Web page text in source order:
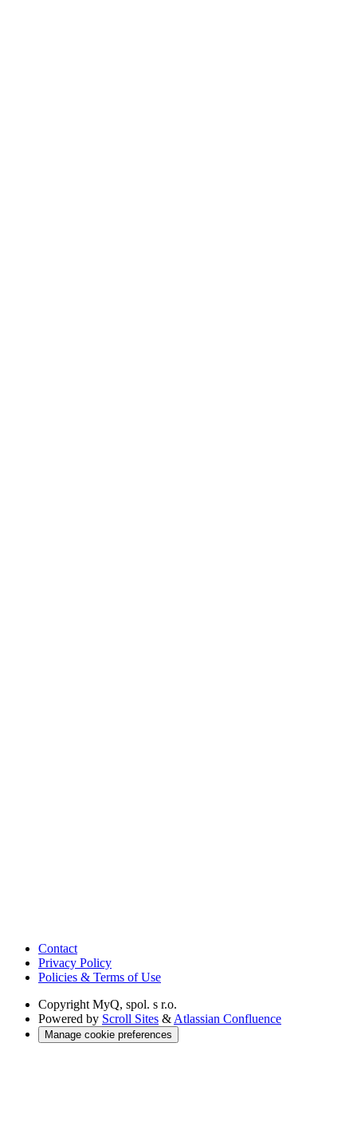
Contact
Privacy Policy
Policies & Terms of Use
Copyright MyQ, spol. s r.o.
Powered by Scroll Sites & Atlassian Confluence
Manage cookie preferences